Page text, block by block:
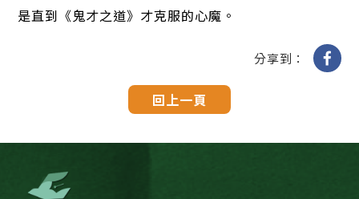
是直到《鬼才之道》才克服的心魔。
分享到：
回上一頁